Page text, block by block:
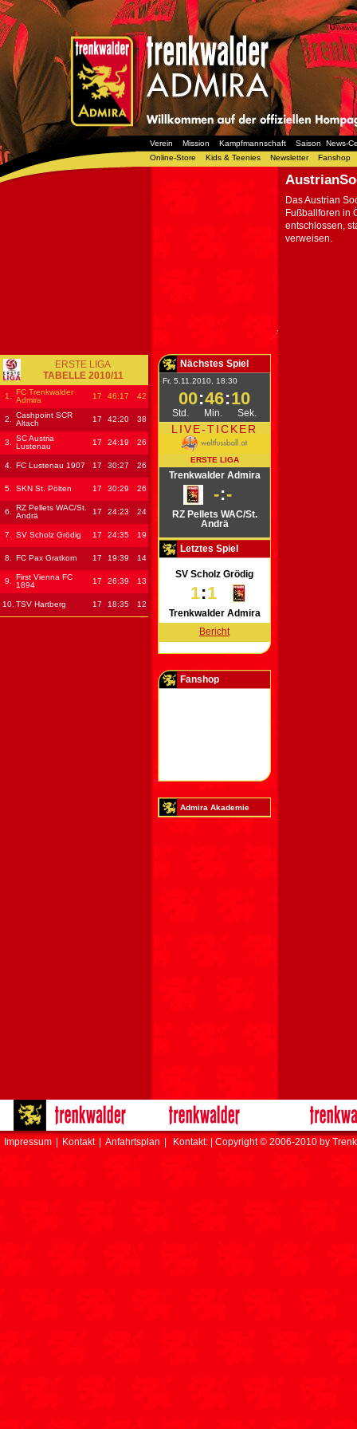
Verein Mission Kampfmannschaft Saison
News-
Online-Store
Kids & Teenies Newsletter Fanshop
Das Austrian
Fußballforen in
entschlossen,
verweisen.
ERSTE LIGA
TABELLE 2010/11
1.
FC Trenkwalder
Admira
17 46:17 42
2.
Cashpoint SCR
Altach
17 42:20 38
3.
SC Austria
Lustenau
17 24:19 26
4. FC Lustenau 1907 17 30:27 26
5. SKN St. Pölten 17 30:29 26
6.
RZ Pellets WAC/St.
Andrä
17 24:23 24
7. SV Scholz Grödig 17 24:35 19
8. FC Pax Gratkorn 17 19:39 14
9.
First Vienna FC
1894
17 26:39 13
10. TSV Hartberg 17 18:35 12
Nächstes Spiel
Fr, 5.11.2010, 18:30
00:46:10
Std. Min. Sek.
LIVE-TICKER
ERSTE LIGA
Trenkwalder Admira
-:-
RZ Pellets WAC/St.
Andrä
Letztes Spiel
SV Scholz Grödig
1:1
Trenkwalder Admira
Bericht
Fanshop
Admira Akademie
Impressum Kontakt Anfahrtsplan Kontakt: | Copyright © 2006-2010 by